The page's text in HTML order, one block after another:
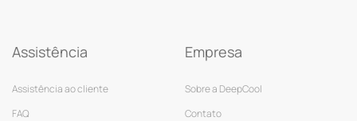
Assistência
Assistência ao cliente
FAQ
Empresa
Sobre a DeepCool
Contato